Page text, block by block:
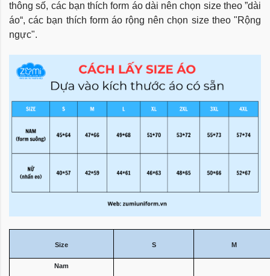
thông số, các bạn thích form áo dài nên chọn size theo ”dài
áo“, các bạn thích form áo rộng nên chọn size theo "Rộng
ngực".
Size S M
Nam